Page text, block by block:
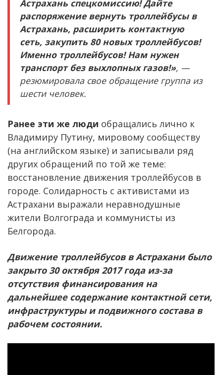
Астрахань спецкомиссию! Дайте
распоряжение вернуть троллейбусы в
Астрахань, расширить контактную
сеть, закупить 80 новых троллейбусов!
Именно троллейбусов! Нам нужен
транспорт без выхлопных газов!», —
резюмировала свое обращение группа из
шести человек.
Ранее эти же люди обращались лично к
Владимиру Путину, мировому сообществу
(на английском языке) и записывали ряд
других обращений по той же теме:
восстановление движения троллейбусов в
городе. Солидарность с активистами из
Астрахани выражали неравнодушные
жители Волгограда и коммунисты из
Белгорода.
Движение троллейбусов в Астрахани было
закрыто 30 октября 2017 года из-за
отсутствия финансирования на
дальнейшее содержание контактной сети,
инфраструктуры и подвижного состава в
рабочем состоянии.